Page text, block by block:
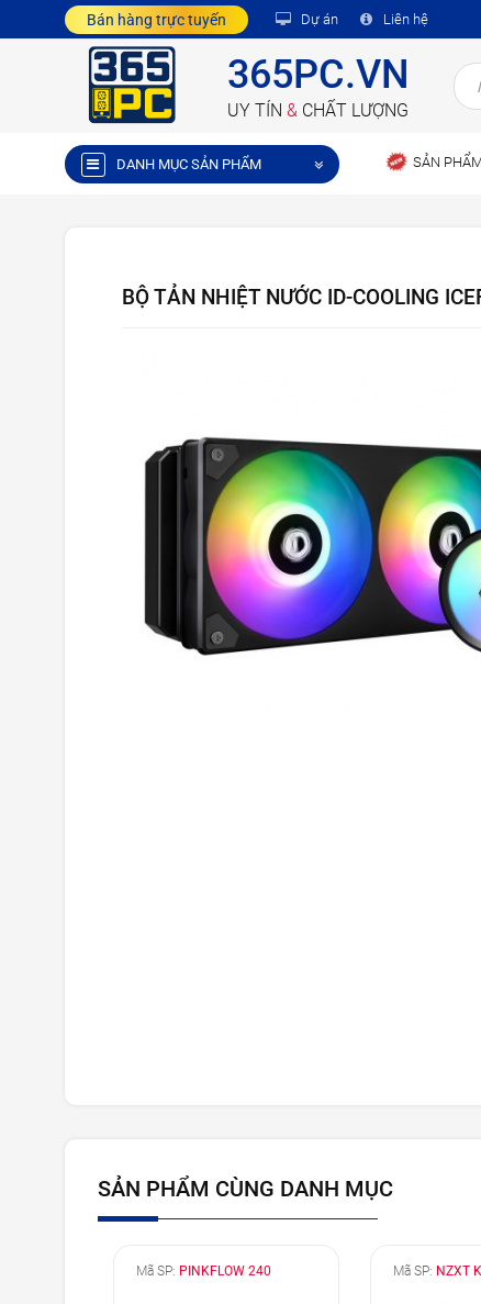
Bán hàng trực tuyến Dự án Liên hệ
365PC.VN
UY TÍN & CHẤT LƯỢNG
DANH MỤC SẢN PHẨM SẢN
BỘ TẢN NHIỆT NƯỚC ID-COOLING
SẢN PHẨM CÙNG DANH MỤC
Mã SP: PINKFLOW 240 Mã SP: NZXT